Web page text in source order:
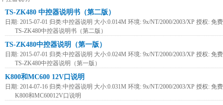
TS-ZK480 中控器说明书（第二版）
日期: 2015-07-01 归类:中控器说明 大小:0.014M 环境: 9x/NT/2000/2003/XP 授权: 免
TS-ZK480中控器说明书（第二版）
TS-ZK480中控器说明（第一版）
日期: 2015-07-01 归类:中控器说明 大小:0.024M 环境: 9x/NT/2000/2003/XP 授权: 免
TS-ZK480中控器说明（第一版）
K800和MC600 12V口说明
日期: 2014-07-16 归类:中控器说明 大小:0.031M 环境: 9x/NT/2000/2003/XP 授权: 免
K800和MC60012V口说明